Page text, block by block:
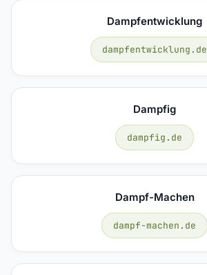
Dampfentwicklung
dampfentwicklung.de
Dampfig
dampfig.de
Dampf-Machen
dampf-machen.de